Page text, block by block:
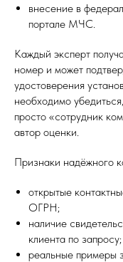
внесение в
портале МЧС.
Каждый эксперт
номер и может
удостоверения
необходимо
просто «сотрудник
автор оценки.
Признаки надёжного
открытые
ОГРН;
наличие
клиента по запросу;
реальные примеры